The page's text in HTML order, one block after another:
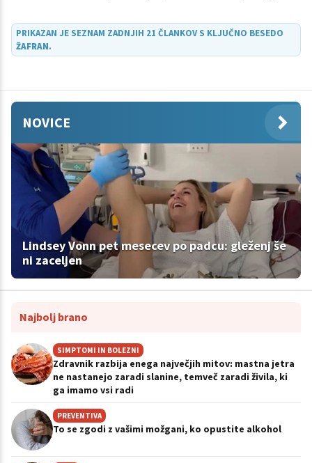
PRIKAZAN JE SEZNAM ZADNJIH 21 ČLANKOV S KLJUČNO BESEDO
ŽAFRAN.
NOVICE
Lindsey Vonn pet mesecev po padcu: gleženj še
ni zaceljen
Najbolj brano
SIMPTOMI IN BOLEZNI
Zdravnik razbija enega največjih mitov: mastna jetra
ne nastanejo zaradi slanine, temveč zaradi živila, ki
ga imamo vsi radi
PREVENTIVA
To se zgodi z vašimi možgani, ko opustite alkohol